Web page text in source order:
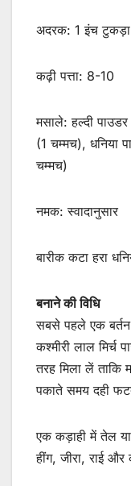
अदरक: 1 इंच
कढ़ी पत्ता: 8-10
मसाले: हल्दी
(1 चम्मच), धनिया
चम्मच)
नमक: स्वादानुसार
बारीक कटा हरा
बनाने की विधि
सबसे पहले एक
कश्मीरी लाल मिर्च
तरह मिला लें ताकि
पकाते समय दही
एक कड़ाही में तेल
हींग, जीरा, राई